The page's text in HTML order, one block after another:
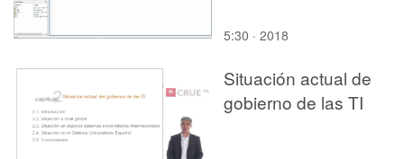
5:30 · 2018
Situación actual de
gobierno de las TI